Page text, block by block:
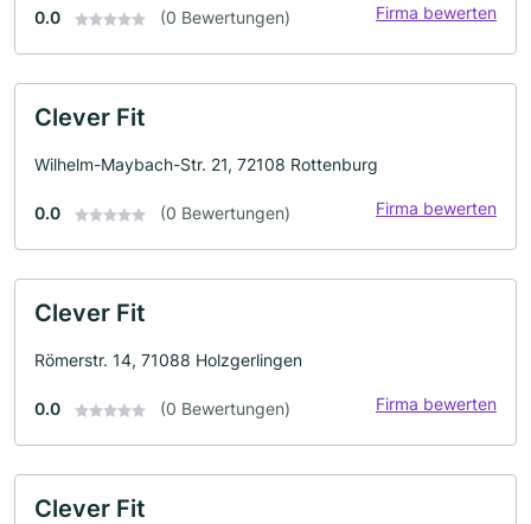
0.0 (0 Bewertungen) Firma bewerten
Clever Fit
Wilhelm-Maybach-Str. 21, 72108 Rottenburg
0.0 (0 Bewertungen) Firma bewerten
Clever Fit
Römerstr. 14, 71088 Holzgerlingen
0.0 (0 Bewertungen) Firma bewerten
Clever Fit